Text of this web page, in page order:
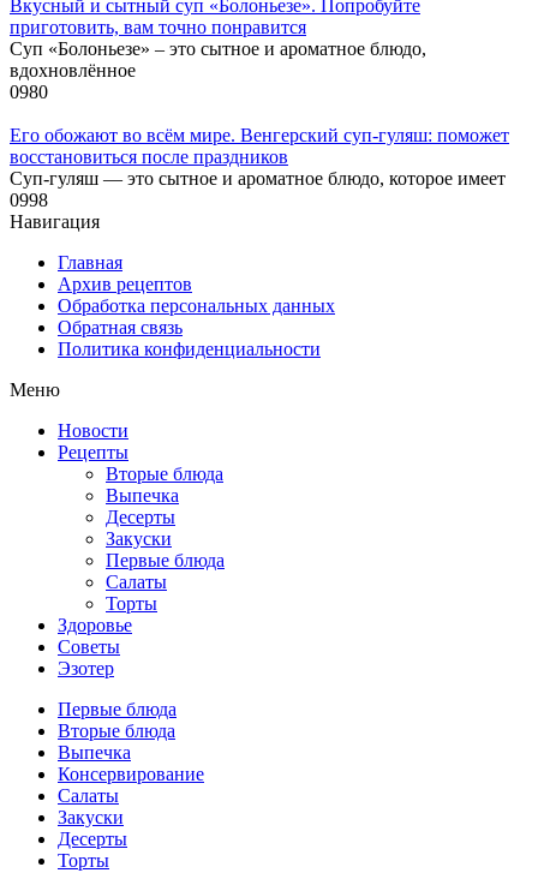
Вкусный и сытный cуп «Болоньезе». Попробуйте
приготовить, вам точно понравится
Суп «Болоньезе» – это сытное и ароматное блюдо,
вдохновлённое
0980
Его обожают во всём мире. Венгерский суп-гуляш: поможет
восстановиться после праздников
Суп-гуляш — это сытное и ароматное блюдо, которое имеет
0998
Навигация
Главная
Архив рецептов
Обработка персональных данных
Обратная связь
Политика конфиденциальности
Меню
Новости
Рецепты
Вторые блюда
Выпечка
Десерты
Закуски
Первые блюда
Салаты
Торты
Здоровье
Советы
Эзотер
Первые блюда
Вторые блюда
Выпечка
Консервирование
Салаты
Закуски
Десерты
Торты